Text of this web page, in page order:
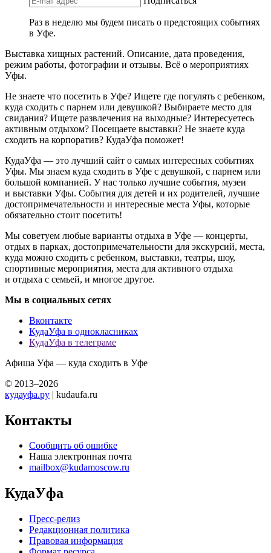
Раз в неделю мы будем писать о предстоящих событиях
в Уфе.
Выставка хищных растений. Описание, дата проведения,
режим работы, фотографии и отзывы. Всё о мероприятиях
Уфы.
Не знаете что посетить в Уфе? Ищете где погулять с ребенком,
куда сходить с парнем или девушкой? Выбираете место для
свидания? Ищете развлечения на выходные? Интересуетесь
активным отдыхом? Посещаете выставки? Не знаете куда
сходить на корпоратив? КудаУфа поможет!
КудаУфа — это лучший сайт о самых интересных событиях
Уфы. Мы знаем куда сходить в Уфе с девушкой, с парнем или
большой компанией. У нас только лучшие события, музеи
и выставки Уфы. События для детей и их родителей, лучшие
достопримечательности и интересные места Уфы, которые
обязательно стоит посетить!
Мы советуем любые варианты отдыха в Уфе — концерты,
отдых в парках, достопримечательности для экскурсий, места,
куда можно сходить с ребенком, выставки, театры, шоу,
спортивные мероприятия, места для активного отдыха
и отдыха с семьей, и многое другое.
Мы в социальных сетях
Вконтакте
КудаУфа в однокласниках
КудаУфа в телеграме
Афиша Уфа — куда сходить в Уфе
© 2013–2026
кудауфа.ру | kudaufa.ru
Контакты
Сообщить об ошибке
Наша электронная почта
mailbox@kudamoscow.ru
КудаУфа
Пресс-релиз
Редакционная политика
Правовая информация